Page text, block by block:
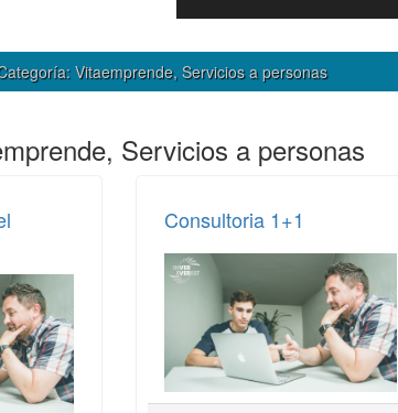
Vitaemprende, Servicios a personas
Servicios a personas
Consultoria 1+1